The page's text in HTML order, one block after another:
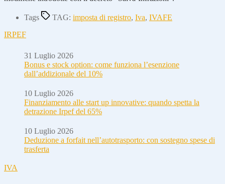
Tags TAG: imposta di registro, Iva, IVAFE
IRPEF
31 Luglio 2026
Bonus e stock option: come funziona l’esenzione
dall’addizionale del 10%
10 Luglio 2026
Finanziamento alle start up innovative: quando spetta la
detrazione Irpef del 65%
10 Luglio 2026
Deduzione a forfait nell’autotrasporto: con sostegno spese di
trasferta
IVA